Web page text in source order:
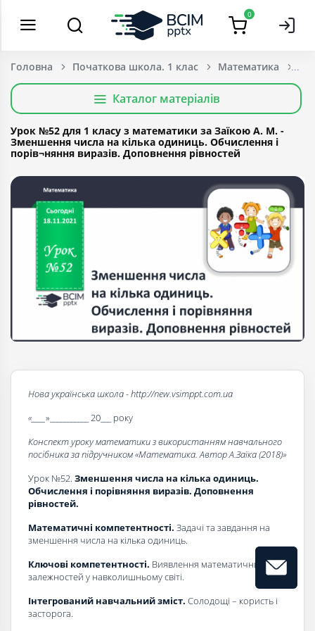
0
Головна Початкова школа. 1 клас Математика
Каталог матеріалів
Урок №52 для 1 класу з математики за Заїкою А. М. -
Зменшення числа на кілька одиниць. Обчислення і
порів¬няння виразів. Доповнення рівностей
Нова українська школа - http://new.vsimppt.com.ua
«____ »___________ 20___ року
Конспект уроку математики з використанням навчального
посібника за підручником «Математика. Автор А.Заїка (2018)»
Урок №52. Зменшення числа на кілька одиниць.
Обчислення і порів­няння виразів. Доповнення
рівностей.
Математичні компетентності. Задачі та завдання на
зменшення числа на кілька одиниць.
Ключові компетентності. Виявлення математичних
залежностей у навколишньому світі.
Інтегрований навчальний зміст. Солодощі – користь і
засторога.